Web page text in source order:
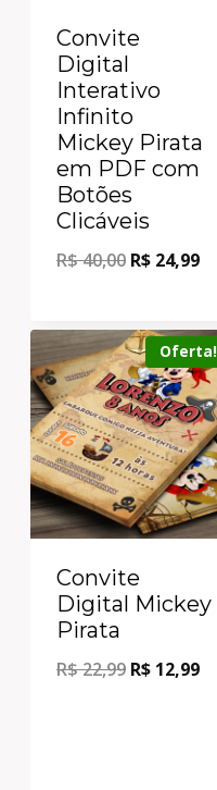
Convite
Digital
Interativo
Infinito
Mickey Pirata
em PDF com
Botões
Clicáveis
R$40,00 R$ 24,99
Oferta!
Convite
Digital Mickey
Pirata
R$22,99 R$ 12,99